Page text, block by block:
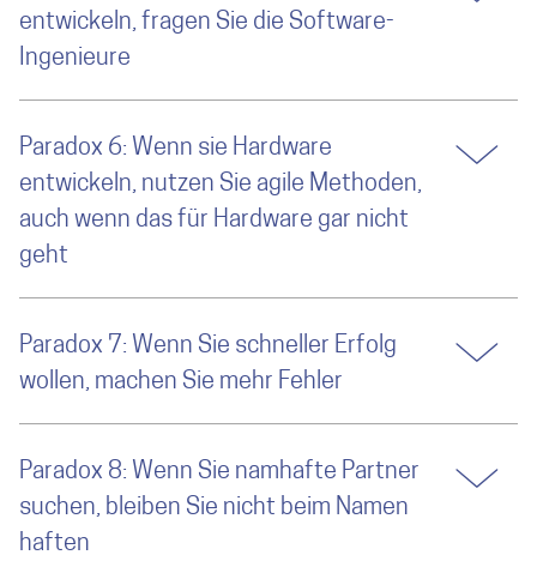
entwickeln, fragen Sie die Software-
Ingenieure
Paradox 6: Wenn sie Hardware
entwickeln, nutzen Sie agile Methoden,
auch wenn das für Hardware gar nicht
geht
Paradox 7: Wenn Sie schneller Erfolg
wollen, machen Sie mehr Fehler
Paradox 8: Wenn Sie namhafte Partner
suchen, bleiben Sie nicht beim Namen
haften